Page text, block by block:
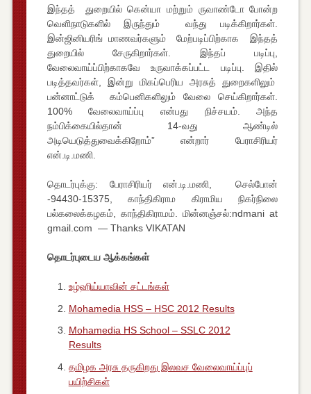
இந்தத் துறையில் கென்யா மற்றும் ருவாண்டோ போன்ற
வெளிநாடுகளில் இருந்தும் வந்து படிக்கிறார்கள்.
இன்ஜினியரிங் மாணவர்களும் மேற்படிப்பிற்காக இந்தத்
துறையில் சேருகிறார்கள். இந்தப் படிப்பு,
வேலைவாய்ப்பிற்காகவே உருவாக்கப்பட்ட படிப்பு. இதில்
படித்தவர்கள், இன்று மிகப்பெரிய அரசுத் துறைகளிலும்
பன்னாட்டுக் கம்பெனிகளிலும் வேலை செய்கிறார்கள்.
100% வேலைவாய்ப்பு என்பது நிச்சயம். அந்த
நம்பிக்கையில்தான் 14-வது ஆண்டில்
அடியெடுத்துவைக்கிறோம்” என்றார் பேராசிரியர்
என்.டி.மணி.
தொடர்புக்கு: பேராசிரியர் என்.டி.மணி, செல்போன்
-94430-15375, காந்திகிராம கிராமிய நிகர்நிலை
பல்கலைக்கழகம், காந்திகிராமம். மின்னஞ்சல்:ndmani at
gmail.com — Thanks VIKATAN
தொடர்புடைய ஆக்கங்கள்
உழ்ஹிய்யாவின் சட்டங்கள்
Mohamedia HSS – HSC 2012 Results
Mohamedia HS School – SSLC 2012
Results
தமிழக அரசு தருகிறது இலவச வேலைவாய்ப்புப்
பயிற்சிகள்‏